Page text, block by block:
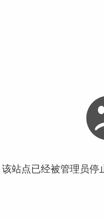
站点已经被管理员停